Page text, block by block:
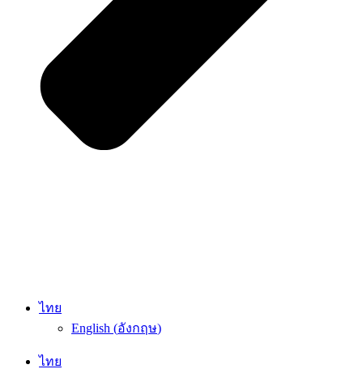
ไทย
English (อังกฤษ)
ไทย